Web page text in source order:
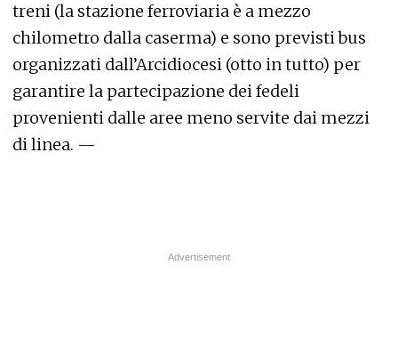
treni (la stazione ferroviaria è a mezzo
chilometro dalla caserma) e sono previsti bus
organizzati dall’Arcidiocesi (otto in tutto) per
garantire la partecipazione dei fedeli
provenienti dalle aree meno servite dai mezzi
di linea. —